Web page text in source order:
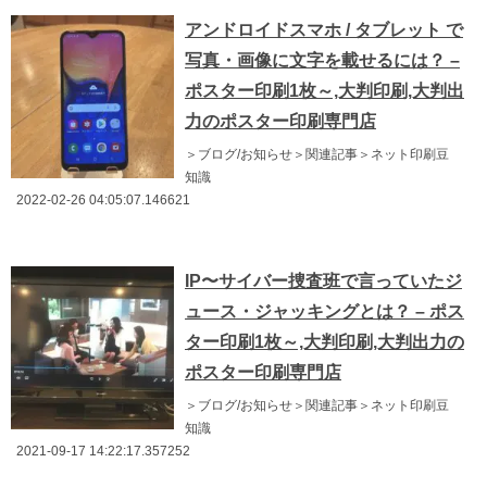
アンドロイドスマホ / タブレット で
写真・画像に文字を載せるには？ –
ポスター印刷1枚～,大判印刷,大判出
力のポスター印刷専門店
＞ブログ/お知らせ＞関連記事＞ネット印刷豆
知識
2022-02-26 04:05:07.146621
IP〜サイバー捜査班で言っていたジ
ュース・ジャッキングとは？ – ポス
ター印刷1枚～,大判印刷,大判出力の
ポスター印刷専門店
＞ブログ/お知らせ＞関連記事＞ネット印刷豆
知識
2021-09-17 14:22:17.357252